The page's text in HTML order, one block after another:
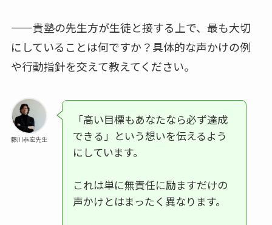
——貴塾の先生方が生徒と接する上で、最も大切
にしていることは何ですか？具体的な声かけの例
や行動指針を交えて教えてください。
藤川恭宏先生
「高い目標もあなたなら必ず達成
できる」という想いを伝えるよう
にしています。
これは単に無責任に励ますだけの
声かけとはまったく異なります。